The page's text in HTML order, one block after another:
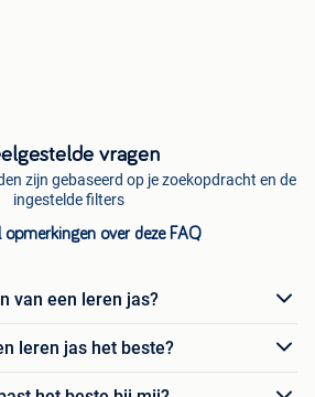
vragen
zijn gebaseerd op je zoekopdracht en de
ingestelde filters
opmerkingen over deze FAQ
van een leren jas?
leren jas het beste?